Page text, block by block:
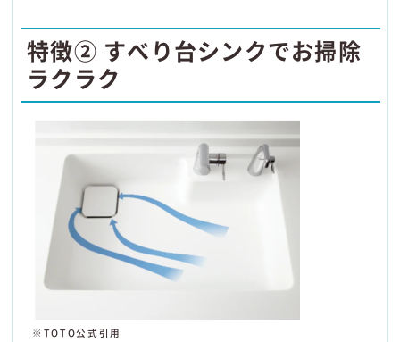
特徴② すべり台シンクでお掃除
ラクラク
※TOTO公式引用